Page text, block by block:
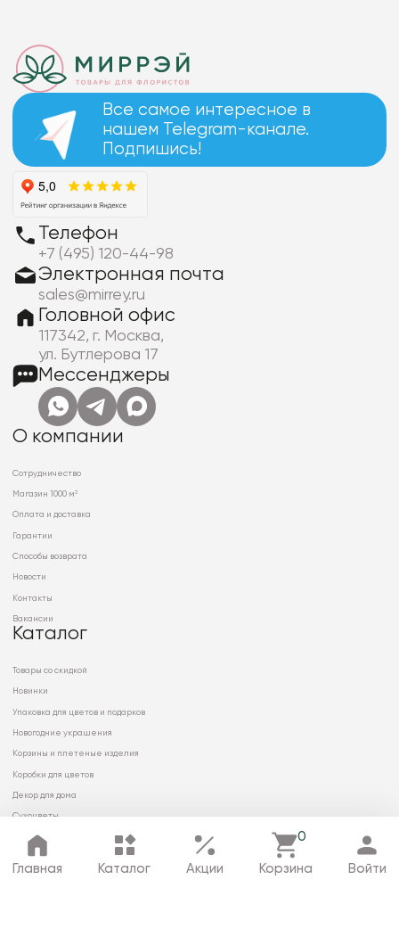
Главная Каталог Акции
0
Корзина Войти
Все самое интересное в
нашем Telegram-канале.
Подпишись!
Телефон
+7 (495) 120-44-98
Электронная почта
sales@mirrey.ru
Головной офис
117342, г. Москва,
ул. Бутлерова 17
Мессенджеры
О компании
Сотрудничество
Магазин 1000 м²
Оплата и доставка
Гарантии
Способы возврата
Новости
Контакты
Вакансии
Каталог
Товары со скидкой
Новинки
Упаковка для цветов и подарков
Новогодние украшения
Корзины и плетеные изделия
Коробки для цветов
Декор для дома
Сухоцветы
© 2026 ООО «МИРРЭЙ»